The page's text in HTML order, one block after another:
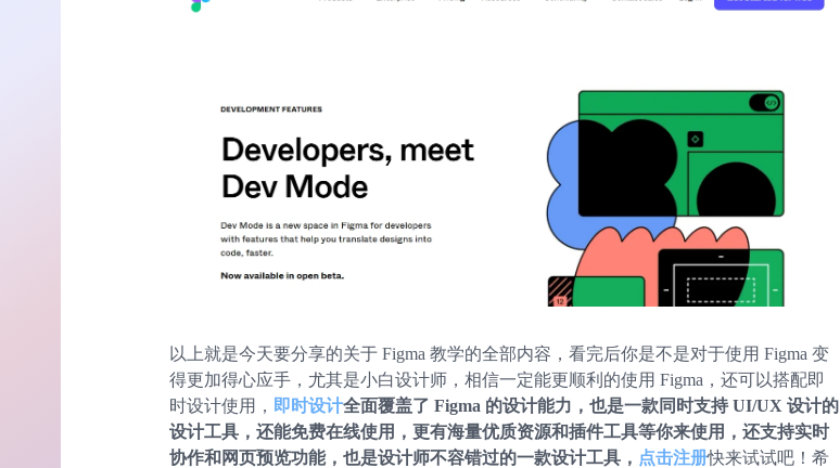
以上就是今天要分享的关于 Figma 教学的全部内容，看完后你是不是对于使用 Figma 变
得更加得心应手，尤其是小白设计师，相信一定能更顺利的使用 Figma，还可以搭配即
时设计使用， 即时设计全面覆盖了 Figma 的设计能力， 也是一款同时支持 UI/UX 设计的
设计工具，还能免费在线使用，更有海量优质资源和插件工具等你来使用，还支持实时
协作和网页预览功能，也是设计师不容错过的一款设计工具， 点击注册快来试试吧！希